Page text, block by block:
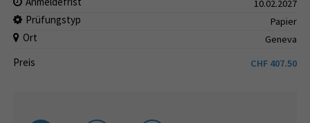
10.02.2027
Prüfungstyp Papier
Ort Geneva
Preis CHF 407.50